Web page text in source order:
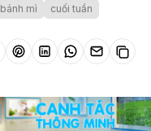
bánh mì cuối tuần